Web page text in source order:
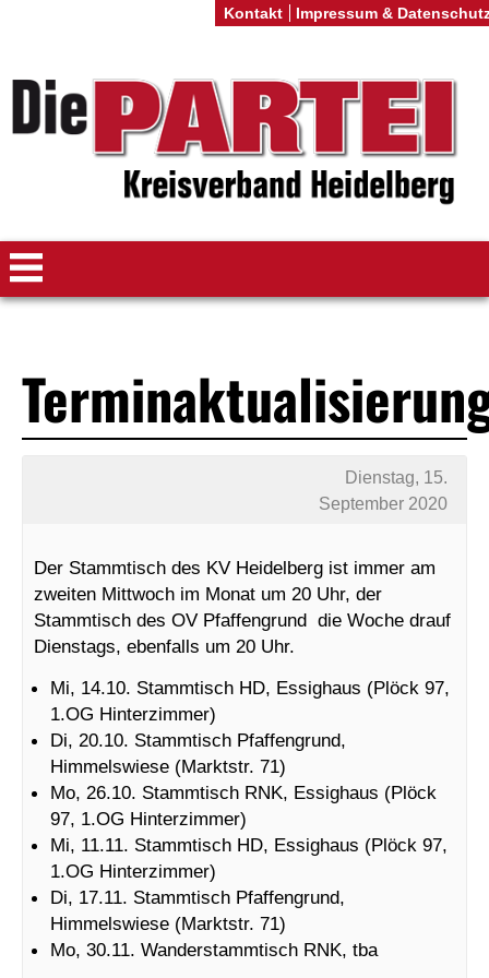
Dienstag, 15.
September 2020
Der Stammtisch des KV Heidelberg ist immer am
zweiten Mittwoch im Monat um 20 Uhr, der
Stammtisch des OV Pfaffengrund die Woche drauf
Dienstags, ebenfalls um 20 Uhr.
Mi, 14.10. Stammtisch HD, Essighaus (Plöck 97,
1.OG Hinterzimmer)
Di, 20.10. Stammtisch Pfaffengrund,
Himmelswiese (Marktstr. 71)
Mo, 26.10. Stammtisch RNK, Essighaus (Plöck
97, 1.OG Hinterzimmer)
Mi, 11.11. Stammtisch HD, Essighaus (Plöck 97,
1.OG Hinterzimmer)
Di, 17.11. Stammtisch Pfaffengrund,
Himmelswiese (Marktstr. 71)
Mo, 30.11. Wanderstammtisch RNK, tba
Kontakt Impressum &